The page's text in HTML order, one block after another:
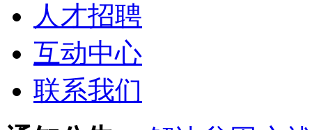
人才招聘
互动中心
联系我们